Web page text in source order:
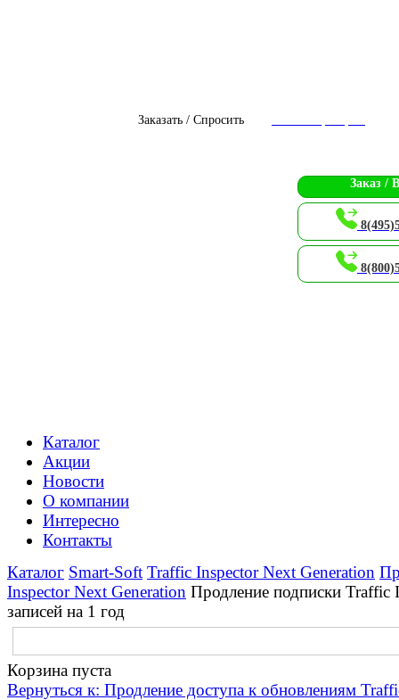
Заказать / Спросить
Заказ /
Каталог
Акции
Новости
О компании
Интересно
Контакты
Каталог Smart-Soft Traffic Inspector Next Generation
Inspector Next Generation Продление подписки Traffic
записей на 1 год
Корзина пуста
Вернуться к: Продление доступа к обновлениям